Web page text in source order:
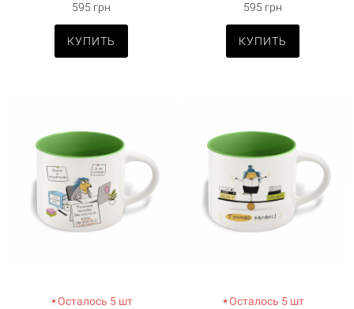
595 грн
КУПИТЬ
595 грн
КУПИТЬ
Осталось 5 шт Осталось 5 шт